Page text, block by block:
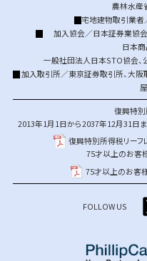
農林水産
宅地建物取引業者
加入協会／日本証券業協会
日本
一般社団法人日本STO協会、
加入取引所／東京証券取引所、大阪
復興特別
2013年1月1日から2037年12月31日
復興特別所得税リーフ
75才以上のお客
75才以上のお客
FOLLOW US